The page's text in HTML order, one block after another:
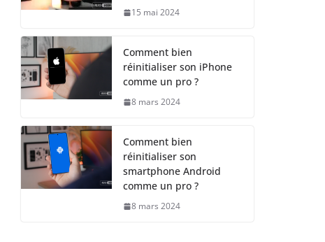
15 mai 2024
Comment bien
réinitialiser son iPhone
comme un pro ?
8 mars 2024
Comment bien
réinitialiser son
smartphone Android
comme un pro ?
8 mars 2024